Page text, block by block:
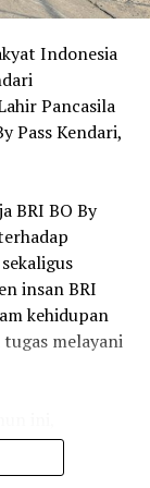
penting bagi
dengan
dalam
nasional
Kami
tidak hanya
pada
UMKM,
Indonesia
Pancasila
Pass Kendari,
BRI BO By
insan BRI
kehidupan
melayani
tema
Raya”.